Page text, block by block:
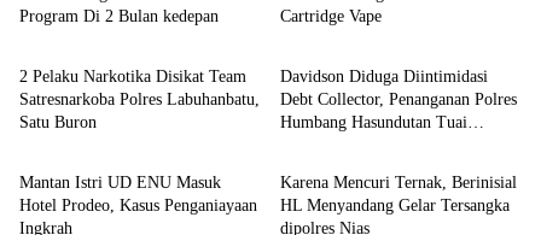
Program Di 2 Bulan kedepan
Cartridge Vape
Berita
2 Pelaku Narkotika Disikat Team
Satresnarkoba Polres Labuhanbatu,
Satu Buron
Berita
Davidson Diduga Diintimidasi
Debt Collector, Penanganan Polres
Humbang Hasundutan Tuai
Uncategorized
Mantan Istri UD ENU Masuk
Hotel Prodeo, Kasus Penganiayaan
Ingkrah
Uncategorized
Karena Mencuri Ternak, Berinisial
HL Menyandang Gelar Tersangka
dipolres Nias